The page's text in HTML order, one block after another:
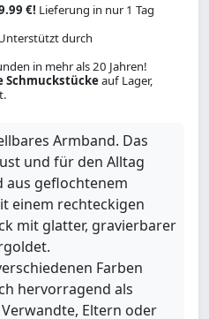
€! Lieferung in nur 1 Tag
durch
in mehr als 20 Jahren!
Schmuckstückeauf Lager,
Armband. Das
und für den Alltag
aus geflochtenem
einem rechteckigen
mit glatter, gravierbarer
Farben
hervorragend als
Eltern oder